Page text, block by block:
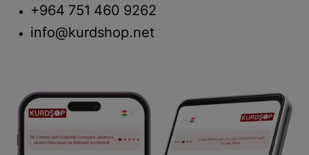
+964 751 460 9262
info@kurdshop.net